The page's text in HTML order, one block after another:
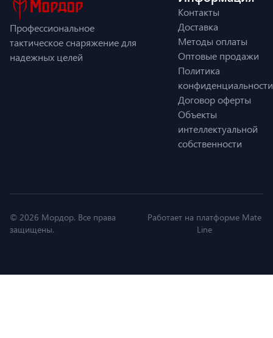
Профессиональное
тактическое снаряжение для
надежных целей
Контакты
Доставка
Методы оплаты
Оптовые продажи
Политика
конфиденциальности
Договор оферты
Объекты
интеллектуальной
собственности
© 2026 Мордор. Все права
защищены.
Работает на платформе Mate
Line